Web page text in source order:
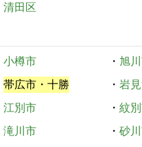
清田区
小樽市 ・ 旭
帯広市・十勝 ・ 岩
江別市 ・ 紋
滝川市 ・ 砂